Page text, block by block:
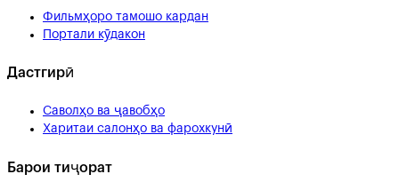
Фильмҳоро тамошо кардан
Портали кӯдакон
Дастгирӣ
Саволҳо ва ҷавобҳо
Харитаи салонҳо ва фарохкунӣ
Барои тиҷорат